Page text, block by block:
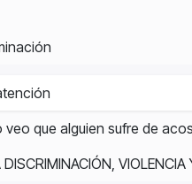
que alguien sufre de